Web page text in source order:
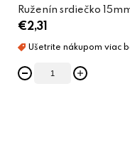
Ruženín srdiečko
€2,31